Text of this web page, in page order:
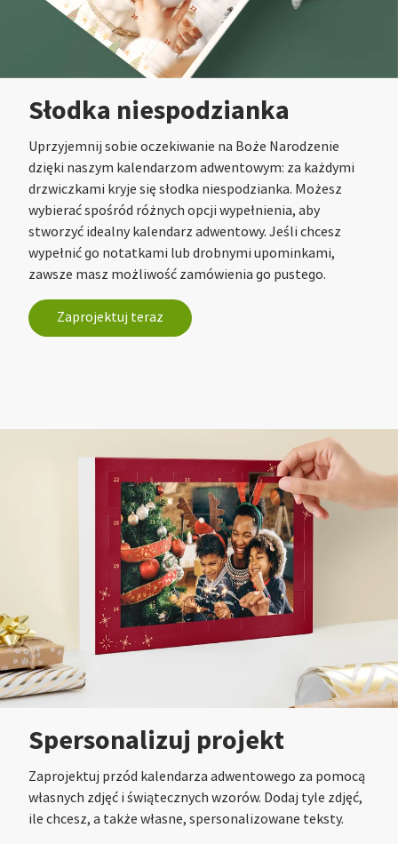
Słodka niespodzianka
Uprzyjemnij sobie oczekiwanie na Boże Narodzenie
dzięki naszym kalendarzom adwentowym: za każdymi
drzwiczkami kryje się słodka niespodzianka. Możesz
wybierać spośród różnych opcji wypełnienia, aby
stworzyć idealny kalendarz adwentowy. Jeśli chcesz
wypełnić go notatkami lub drobnymi upominkami,
zawsze masz możliwość zamówienia go pustego.
Zaprojektuj teraz
Spersonalizuj projekt
Zaprojektuj przód kalendarza adwentowego za pomocą
własnych zdjęć i świątecznych wzorów. Dodaj tyle zdjęć,
ile chcesz, a także własne, spersonalizowane teksty.